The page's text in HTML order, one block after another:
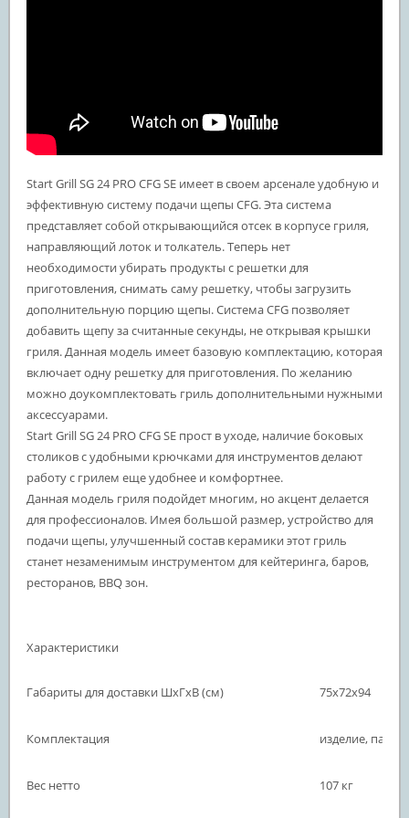
Start Grill SG 24 PRO CFG SE имеет в своем арсенале удобную и
эффективную систему подачи щепы CFG. Эта система
представляет собой открывающийся отсек в корпусе гриля,
направляющий лоток и толкатель. Теперь нет
необходимости убирать продукты с решетки для
приготовления, снимать саму решетку, чтобы загрузить
дополнительную порцию щепы. Система CFG позволяет
добавить щепу за считанные секунды, не открывая крышки
гриля. Данная модель имеет базовую комплектацию, которая
включает одну решетку для приготовления. По желанию
можно доукомплектовать гриль дополнительными нужными
аксессуарами.
Start Grill SG 24 PRO CFG SE прост в уходе, наличие боковых
столиков с удобными крючками для инструментов делают
работу с грилем еще удобнее и комфортнее.
Данная модель гриля подойдет многим, но акцент делается
для профессионалов. Имея большой размер, устройство для
подачи щепы, улучшенный состав керамики этот гриль
станет незаменимым инструментом для кейтеринга, баров,
ресторанов, BBQ зон.
Характеристики
Габариты для доставки ШхГхВ (см) 75х72х94
Комплектация изделие,
Вес нетто 107 кг